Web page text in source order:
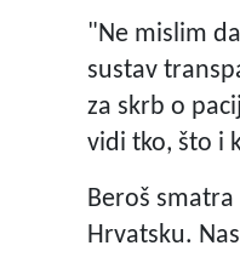
"Ne mislim
sustav
za skrb o
vidi tko, što i
Beroš
Hrvatsku.